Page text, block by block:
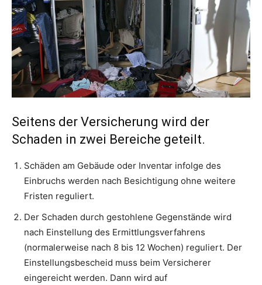
Seitens der Versicherung wird der
Schaden in zwei Bereiche geteilt.
Schäden am Gebäude oder Inventar infolge des
Einbruchs werden nach Besichtigung ohne weitere
Fristen reguliert.
Der Schaden durch gestohlene Gegenstände wird
nach Einstellung des Ermittlungsverfahrens
(normalerweise nach 8 bis 12 Wochen) reguliert. Der
Einstellungsbescheid muss beim Versicherer
eingereicht werden. Dann wird auf